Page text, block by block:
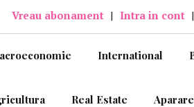
Vreau abonament | Intra in cont |
International
Real Estate Aparare